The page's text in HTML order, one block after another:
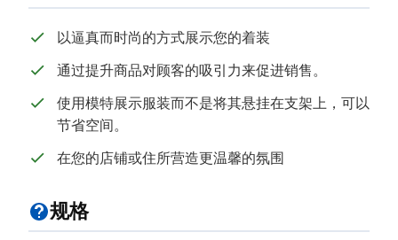
以逼真而时尚的方式展示您的着装
通过提升商品对顾客的吸引力来促进销售。
使用模特展示服装而不是将其悬挂在支架上，可以
节省空间。
在您的店铺或住所营造更温馨的氛围
规格